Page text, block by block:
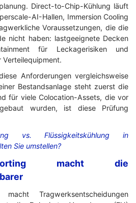
Direct-to-Chip-Kühlung läuft
AI-Hallen, Immersion Cooling
Voraussetzungen, die die
nicht haben: lastgeeignete Decken
für Leckagerisiken und
Anforderungen vergleichsweise
Bestandsanlage steht zuerst die
für viele Colocation-Assets, die vor
wurden, ist diese Prüfung
vs. Flüssigkeitskühlung in
Sie umstellen?
macht die
macht Tragwerksentscheidungen